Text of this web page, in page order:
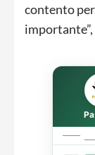
contento